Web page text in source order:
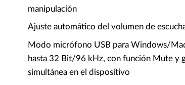
manipulación
Ajuste automático del volumen de
Modo micrófono USB para Windows/
hasta 32 Bit/96 kHz, con función Mute y
simultánea en el dispositivo